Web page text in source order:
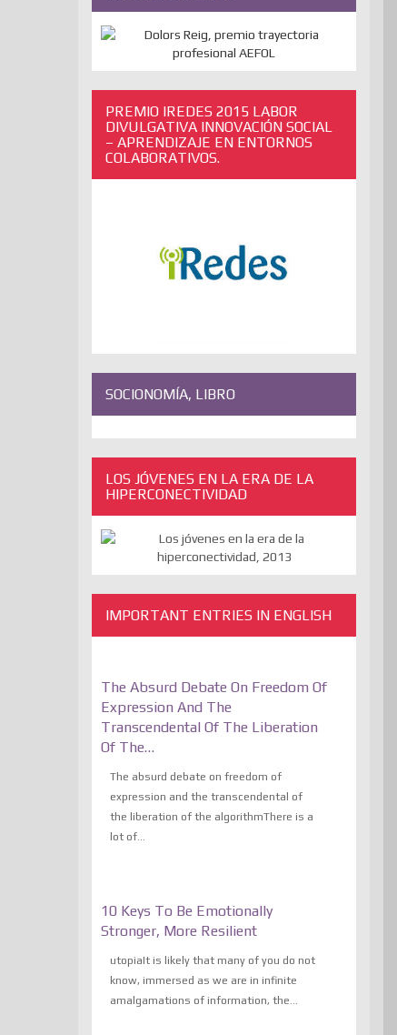
PREMIO IREDES 2015 LABOR
DIVULGATIVA INNOVACIÓN SOCIAL
– APRENDIZAJE EN ENTORNOS
COLABORATIVOS.
SOCIONOMÍA, LIBRO
LOS JÓVENES EN LA ERA DE LA
HIPERCONECTIVIDAD
IMPORTANT ENTRIES IN ENGLISH
The Absurd Debate On Freedom Of
Expression And The
Transcendental Of The Liberation
Of The…
The absurd debate on freedom of
expression and the transcendental of
the liberation of the algorithmThere is a
lot of...
10 Keys To Be Emotionally
Stronger, More Resilient
utopiaIt is likely that many of you do not
know, immersed as we are in infinite
amalgamations of information, the...